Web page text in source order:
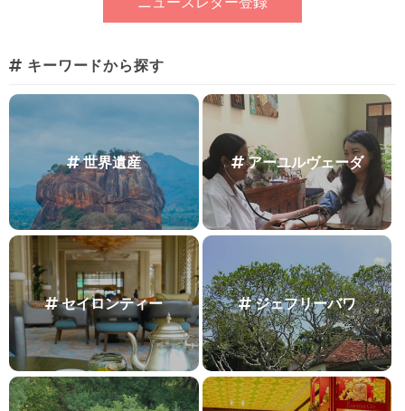
キーワードから探す
世界遺産 アーユルヴェーダ
セイロンティー ジェフリーバワ